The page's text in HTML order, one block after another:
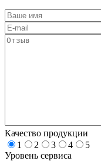
Качество продукции
1
2 3 4
5
Уровень сервиса